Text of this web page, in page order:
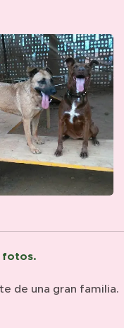
fotos.
de una gran familia.